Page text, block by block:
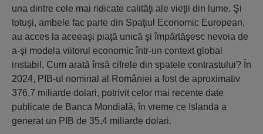
una dintre cele mai ridicate calităţi ale vieţii din lume. Şi
totuşi, ambele fac parte din Spaţiul Economic European,
au acces la aceeaşi piaţă unică şi împărtăşesc nevoia de
a-şi modela viitorul economic într-un context global
instabil. Cum arată însă cifrele din spatele contrastului? În
2024, PIB-ul nominal al României a fost de aproximativ
376,7 miliarde dolari, potrivit celor mai recente date
publicate de Banca Mondială, în vreme ce Islanda a
generat un PIB de 35,4 miliarde dolari.